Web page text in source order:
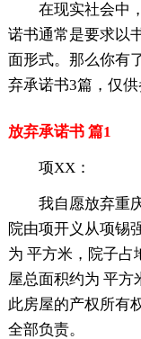
在现实社会中
诺书通常是要求以
面形式。那么你有
弃承诺书3篇，仅供
放弃承诺书 篇1
项XX：
我自愿放弃重
院由项开义从项锡
为 平方米，院子占
屋总面积约为 平方
此房屋的产权所有
全部负责。